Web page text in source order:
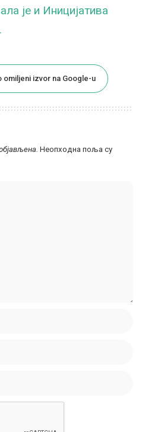
је и Иницијатива
omiljeni izvor na Google-u
Неопходна поља су